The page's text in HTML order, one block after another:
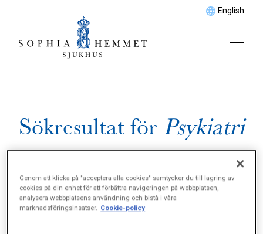
English
Sökresultat för Psykiatri
Genom att klicka på "acceptera alla cookies" samtycker du till lagring av
cookies på din enhet för att förbättra navigeringen på webbplatsen,
analysera webbplatsens användning och bistå i våra
marknadsföringsinsatser. Cookie-policy